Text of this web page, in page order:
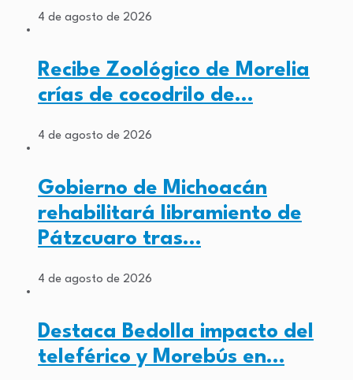
4 de agosto de 2026
Recibe Zoológico de Morelia
crías de cocodrilo de…
4 de agosto de 2026
Gobierno de Michoacán
rehabilitará libramiento de
Pátzcuaro tras…
4 de agosto de 2026
Destaca Bedolla impacto del
teleférico y Morebús en…